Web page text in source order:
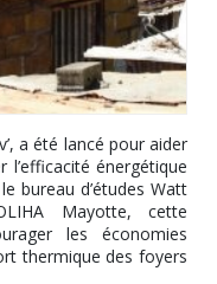
a été lancé pour aider
énergétique
bureau d’études Watt
Mayotte, cette
les économies
thermique des foyers